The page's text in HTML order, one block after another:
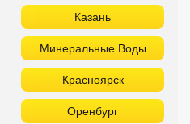
Казань
Минеральные Воды
Красноярск
Оренбург